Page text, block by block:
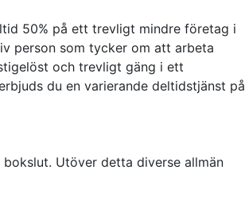
50% på ett trevligt mindre företag i
person som tycker om att arbeta
och trevligt gäng i ett
du en varierande deltidstjänst på
Utöver detta diverse allmän